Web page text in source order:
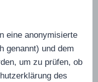
eine anonymisierte
genannt) und dem
um zu prüfen, ob
des